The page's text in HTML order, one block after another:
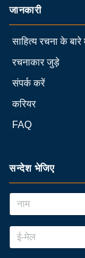
जानकारी
साहित्य रचना के बारे
रचनाकार जुड़े
संपर्क करें
करियर
FAQ
सन्देश भेजिए